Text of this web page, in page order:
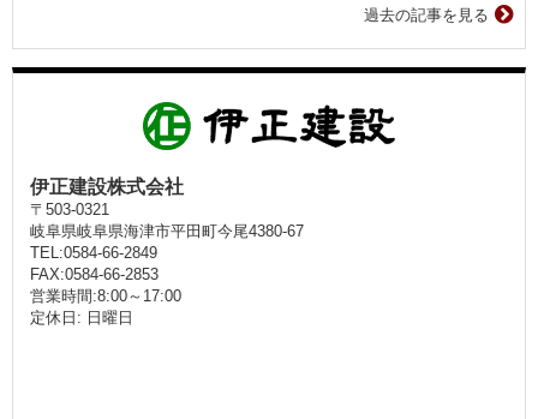
過去の記事を見る
伊正建設株式会社
〒503-0321
岐阜県岐阜県海津市平田町今尾4380-67
TEL:0584-66-2849
FAX:0584-66-2853
営業時間:8:00～17:00
定休日: 日曜日